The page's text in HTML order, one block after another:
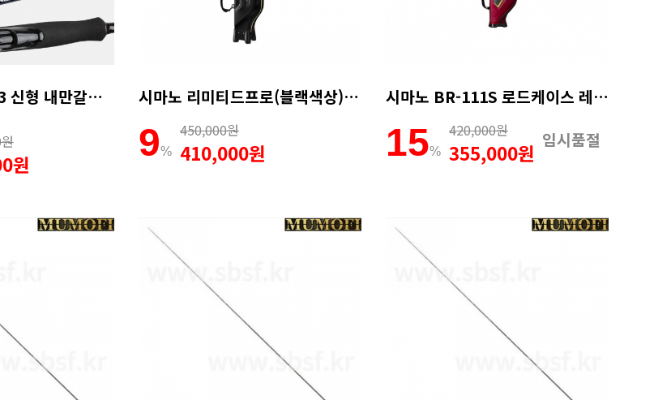
디포이 로드엣지3 신형 내만갈치로드 풀치 볼락 전갱이 무늬오징어 호레기 루어낚시대 762
원
시마노 리미티드프로(블랙색상) 로드케이스 가방 140R RC-101P
9%
450,000원
410,000원
시마노 BR-111S 로드케이스 레드-135cm
15%
임시품절
420,000원
355,000원